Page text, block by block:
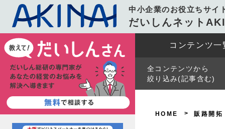
中小企業のお役立ちサイ
だいしんネット
コンテンツ一
全コンテンツから
絞り込み(記事含む)
HOME 販路開拓